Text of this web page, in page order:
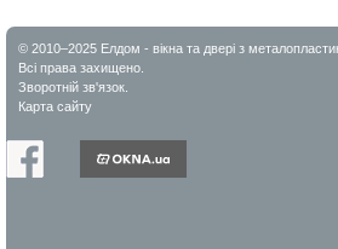
© 2010–2025 Елдом - вікна та двері з
Всі права захищено.
Зворотній зв'язок.
Карта сайту